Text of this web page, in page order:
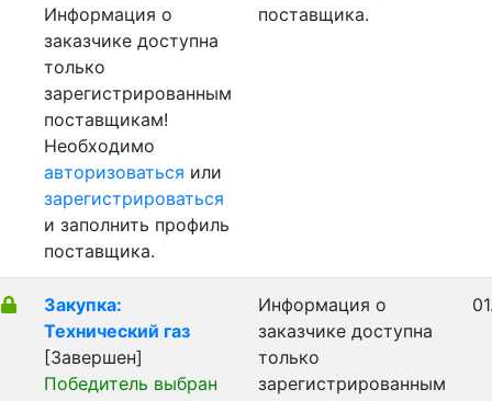
Информация о
заказчике доступна
только
зарегистрированным
поставщикам!
Необходимо
авторизоваться или
зарегистрироваться
и заполнить профиль
поставщика.
поставщика.
Закупка:
Технический газ
[Завершен]
Победитель выбран
Информация о
заказчике доступна
только
зарегистрированным